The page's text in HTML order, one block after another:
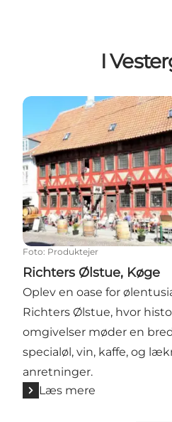
I
Richters Ølstue, Køge
Foto: Produktejer
Richters Ølstue, Køge
Oplev en oase for
Richters Ølstue, hvor
omgivelser møder en
specialøl, vin, kaffe, og
anretninger.
Læs mere